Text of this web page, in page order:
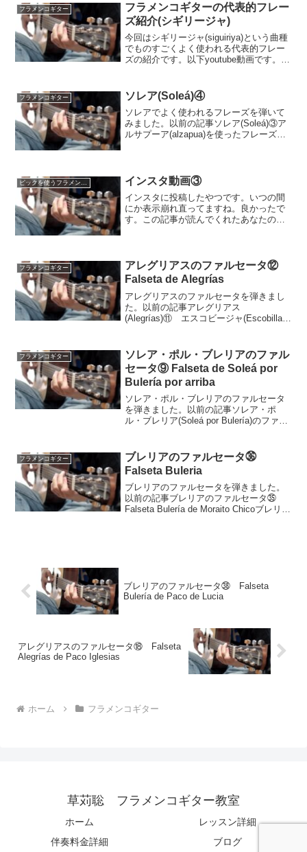
フラメンコギター
フラメンコギターの代表的フレー
ズ紹介(シギリージャ)
今回はシギリージャ(siguiriya)という曲種
でものすごくよく使われる代表的フレー
ズの紹介です。以下youtube動画です。シ
したことがあります。(以前の記事はこ...
フラメンコギター ソレア(Soleá)④
ソレアでよく使われるフレーズを弾いて
みました。以前の記事ソレア(Soleá)③ア
ルサプーア(alzapua)を使ったフレーズ
インスタ動画③
インスタに投稿したやつです。いつの間
にか表示崩れ直ってますね。良かったで
す。この記事が読んでくれたあなたの参
フラメンコギター
アレグリアスのファルセータ⑫
Falseta de Alegrías
アレグリアスのファルセータを弾きまし
た。以前の記事アレグリアス
(Alegrías)⑪ エスコビージャ(Escobilla)
グリアスのファル...
フラメンコギター
ソレア・ポル・ブレリアのファル
セータ⑨ Falseta de Soleá por
Bulería por arriba
ソレア・ポル・ブレリアのファルセータ
を弾きました。以前の記事ソレア・ポ
ル・ブレリア(Soleá por Bulería)のファル
ア・ポル・ブレリアは...
フラメンコギター
ブレリアのファルセータ㊱
Falseta Buleria
ブレリアのファルセータを弾きました。
以前の記事ブレリアのファルセータ㉟
Falseta Bulería de Moraito Chicoブレリア
ブレリアのファルセータ㊳ Falseta
Bulería de Paco de Lucia
アレグリアスのファルセータ⑱ Falseta
Alegrías de Paco Iglesias
ホーム フラメンコギター
草苅聡 フラメンコギター教室
ホーム
レッスン詳細
伴奏料金詳細
ブログ